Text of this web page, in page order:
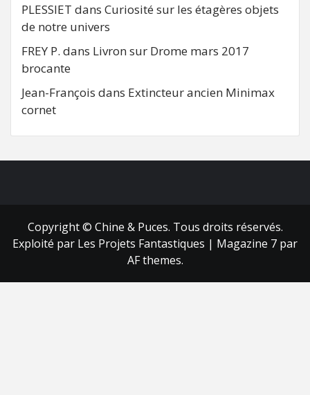
PLESSIET dans Curiosité sur les étagères objets
de notre univers
FREY P. dans Livron sur Drome mars 2017
brocante
Jean-François dans Extincteur ancien Minimax
cornet
Copyright © Chine & Puces. Tous droits réservés.
Exploité par Les Projets Fantastiques | Magazine 7 par
AF themes.